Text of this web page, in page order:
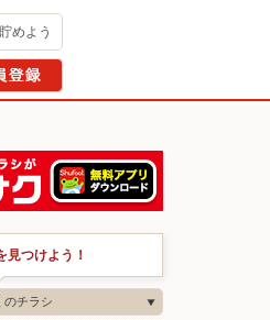
めよう
見つけよう！
のチラシ